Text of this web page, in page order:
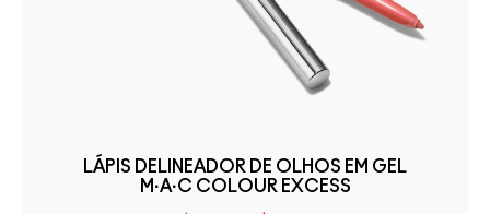
LÁPIS DELINEADOR DE OLHOS EM GEL
M·A·C COLOUR EXCESS